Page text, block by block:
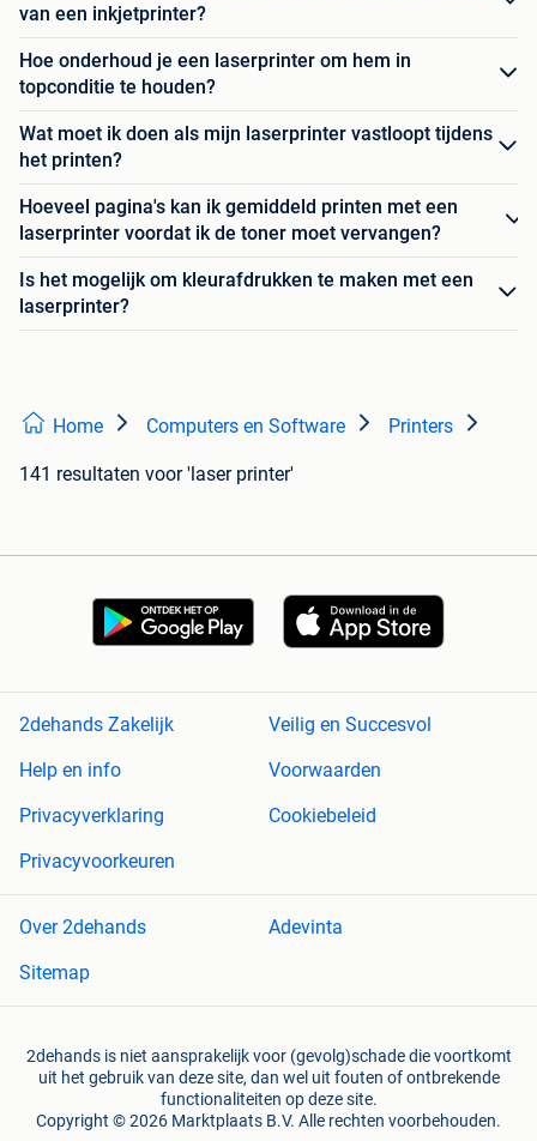
van een inkjetprinter?
Hoe onderhoud je een laserprinter om hem in
topconditie te houden?
Wat moet ik doen als mijn laserprinter vastloopt tijdens
het printen?
Hoeveel pagina's kan ik gemiddeld printen met een
laserprinter voordat ik de toner moet vervangen?
Is het mogelijk om kleurafdrukken te maken met een
laserprinter?
Home Computers en Software Printers
141 resultaten voor 'laser printer'
2dehands Zakelijk
Veilig en Succesvol
Help en info
Voorwaarden
Privacyverklaring
Cookiebeleid
Privacyvoorkeuren
Over 2dehands
Adevinta
Sitemap
2dehands is niet aansprakelijk voor (gevolg)schade die voortkomt
uit het gebruik van deze site, dan wel uit fouten of ontbrekende
functionaliteiten op deze site.
Copyright © 2026 Marktplaats B.V. Alle rechten voorbehouden.